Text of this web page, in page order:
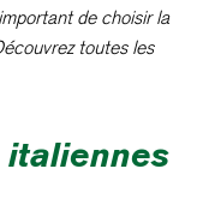
de choisir la
toutes les
italiennes